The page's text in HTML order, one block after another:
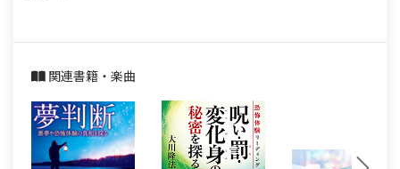
関連書籍・楽曲